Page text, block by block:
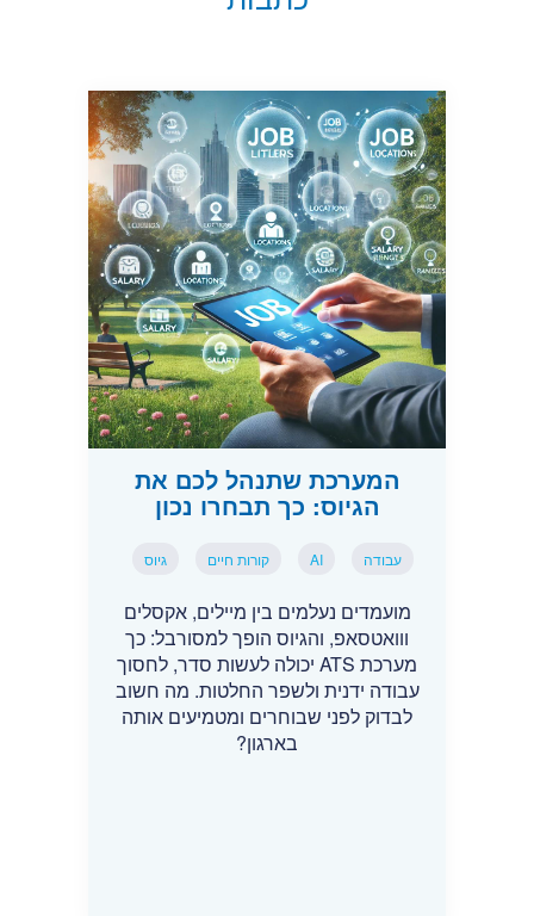
המערכת שתנהל לכם את
הגיוס: כך תבחרו נכון
עבודה AI קורות חיים גיוס
מועמדים נעלמים בין מיילים, אקסלים
ווואטסאפ, והגיוס הופך למסורבל: כך
מערכת ATS יכולה לעשות סדר, לחסוך
עבודה ידנית ולשפר החלטות. מה חשוב
לבדוק לפני שבוחרים ומטמיעים אותה
בארגון?